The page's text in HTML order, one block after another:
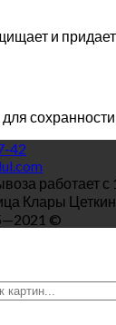
и
42
работает с
Клары
©